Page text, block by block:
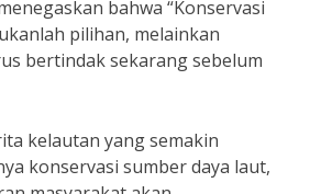
bahwa “Konservasi
pilihan, melainkan
bertindak sekarang sebelum
kelautan yang semakin
konservasi sumber daya laut,